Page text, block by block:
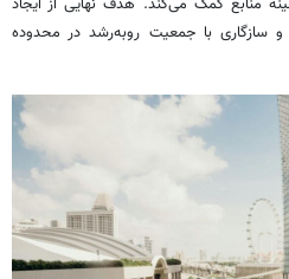
و سازگاری با جمعیت روبه‌رشددر محدوده